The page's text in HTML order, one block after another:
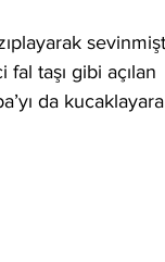
fal taşı gibi açılan
da